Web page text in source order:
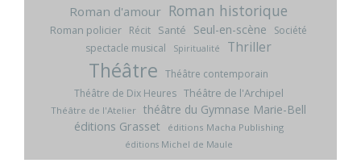
Roman d'amour Roman historique
Roman policier Récit Santé Seul-en-scène
Société
spectacle musical
Spiritualité Thriller
Théâtre Théâtre contemporain
Théâtre de Dix Heures Théâtre de l'Archipel
Théâtre de l'Atelier théâtre du Gymnase Marie-Bell
éditions Grasset
éditions Macha Publishing
éditions Michel de Maule